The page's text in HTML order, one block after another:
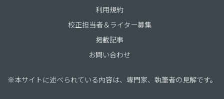
利用規約
校正担当者＆ライター募集
掲載記事
お問い合わせ
※本サイトに述べられている内容は、専門家、執筆者の見解です。